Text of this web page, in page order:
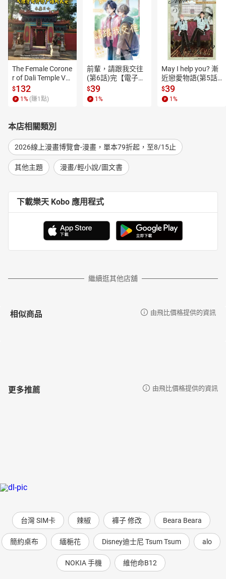
The Female Corone
r of Dali Temple Vo
l.6【有聲書】
$132
1 % (賺1 點)
前輩，請跟我交往
(第6話)完【電子
書】
$39
1 %
May I help you? 漸
近戀愛物語(第5話)
【電子書】
$39
1 %
本店相關類別
2026線上漫畫博覽會-漫畫，單本79折起，至8/15止
其他主題 漫畫/輕小說/圖文書
下載樂天 Kobo 應用程式
繼續逛其他店舖
相似商品 由飛比價格提供的資訊
更多推薦 由飛比價格提供的資訊
台灣 SIM卡 辣椒 褲子 修改 Beara Beara
簡約桌布 緬梔花 Disney迪士尼 Tsum Tsum alo
NOKIA 手機 維他命B12